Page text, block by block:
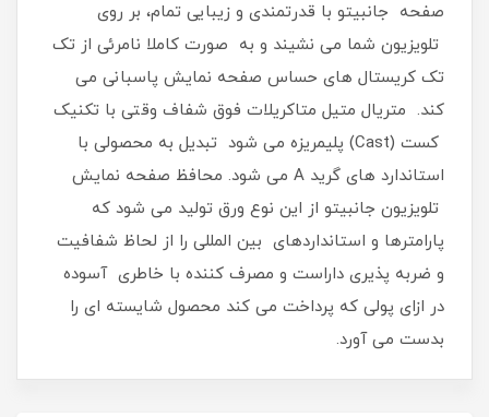
صفحه جانبیتو با قدرتمندی و زیبایی تمام، بر روی
تلویزیون شما می نشیند و به صورت کاملا نامرئی از تک
تک کریستال های حساس صفحه نمایش پاسبانی می
کند. متریال متیل متاکریلات فوق شفاف وقتی با تکنیک
کست (Cast) پلیمریزه می شود تبدیل به محصولی با
استاندارد های گرید A می شود. محافظ صفحه نمایش
تلویزیون جانبیتو از این نوع ورق تولید می شود که
پارامترها و استانداردهای بین المللی را از لحاظ شفافیت
و ضربه پذیری داراست و مصرف کننده با خاطری آسوده
در ازای پولی که پرداخت می کند محصول شایسته ای را
بدست می آورد.